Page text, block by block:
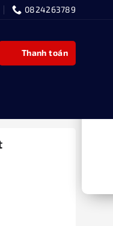
0824263789
Thanh toán